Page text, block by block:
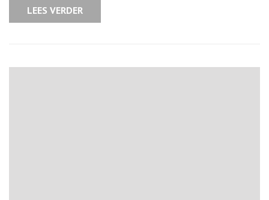
LEES VERDER